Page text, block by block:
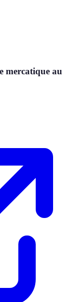
mercatique au